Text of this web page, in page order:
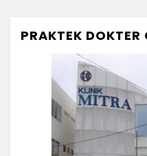
PRAKTEK